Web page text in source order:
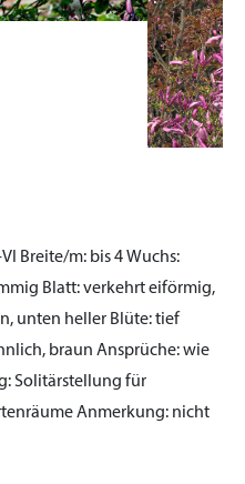
Breite/m: bis 4Wuchs:
Blatt:verkehrt eiförmig,
unten heller Blüte:tief
braun Ansprüche:wie
Solitärstellung für
Anmerkung: nicht